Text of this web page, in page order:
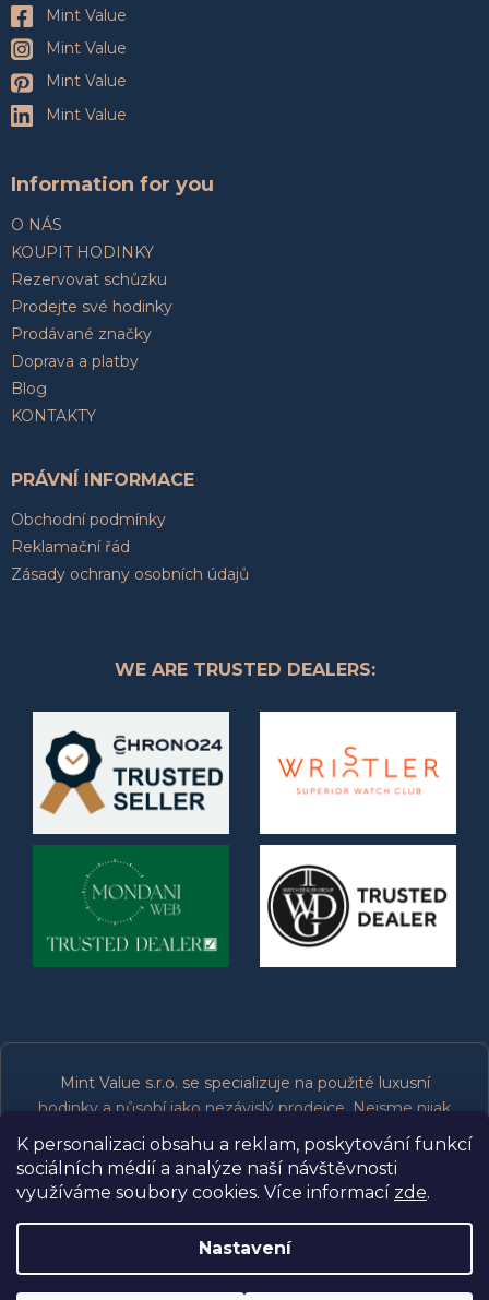
K personalizaci obsahu a reklam, poskytování funkcí
sociálních médií a analýze naší návštěvnosti
využíváme soubory cookies. Více informací zde.
Nastavení
Mint Value
Mint Value
Mint Value
Mint Value
Information for you
O NÁS
KOUPIT HODINKY
Rezervovat schůzku
Prodejte své hodinky
Prodávané značky
Doprava a platby
Blog
KONTAKTY
PRÁVNÍ INFORMACE
Obchodní podmínky
Reklamační řád
Zásady ochrany osobních údajů
WE ARE TRUSTED DEALERS:
Mint Value s.r.o. se specializuje na použité luxusní
hodinky a působí jako nezávislý prodejce. Nejsme nijak
spojeni, přidruženi, oprávněni ani podporováni výrobci
značek, které prodáváme. Všechny ochranné známky
patří jejich příslušným vlastníkům.